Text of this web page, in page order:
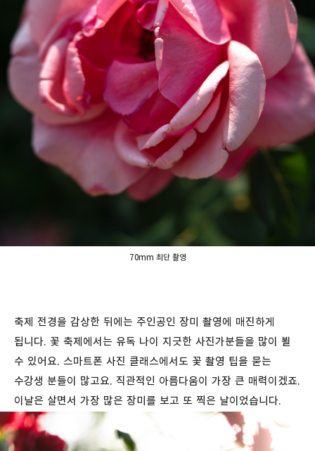
70mm 최단 촬영
축제 전경을 감상한 뒤에는 주인공인 장미 촬영에 매진하게
됩니다. 꽃 축제에서는 유독 나이 지긋한 사진가분들을 많이 뵐
수 있어요. 스마트폰 사진 클래스에서도 꽃 촬영 팁을 묻는
수강생 분들이 많고요. 직관적인 아름다움이 가장 큰 매력이겠죠.
이날은 살면서 가장 많은 장미를 보고 또 찍은 날이었습니다.